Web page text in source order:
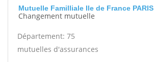
Mutuelle Familliale Ile de France PARIS
Changement mutuelle
Département: 75
mutuelles d'assurances